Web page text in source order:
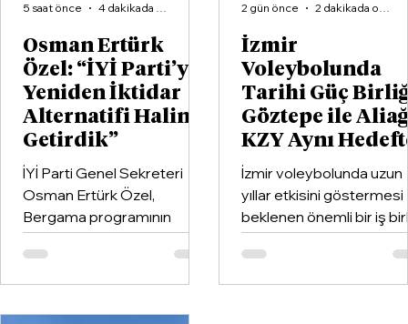
Osman Ertürk
Özel: “İYİ Parti’yi
Yeniden İktidar
Alternatifi Haline
Getirdik”
İYİ Parti Genel Sekreteri
Osman Ertürk Özel,
Bergama programının
ardından geldiği Dikili’de
partisinin ilçe teşkilatıyla
buluştu.
5 saat önce 4 dakikada okunur
İzmir
Voleybolunda
Tarihi Güç
Göztepe ile
KZY Aynı
İzmir voleybolunda uzun
yıllar etkisini göstermesi
beklenen önemli bir iş
hayata geçirildi. Kentin
kulüplerinden Göztepe
Spor Kulübü ile İzmir'in en
2 gün önce 2 dakikada okunur